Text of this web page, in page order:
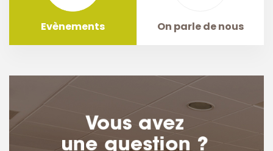
Evènements On parle de nous